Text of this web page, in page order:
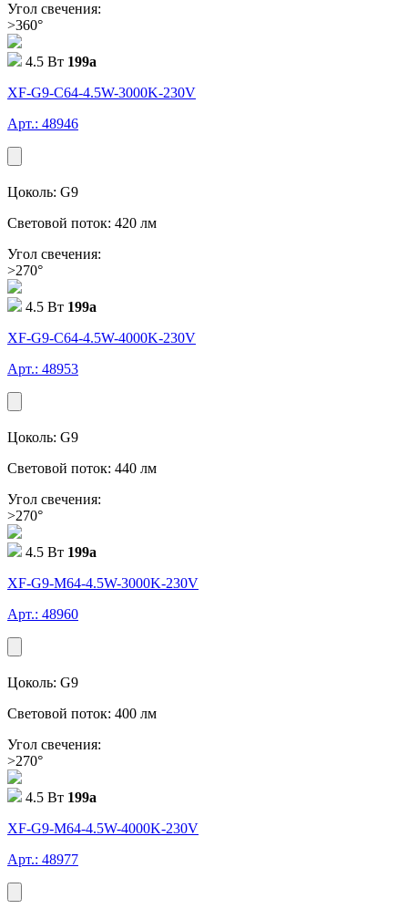
Угол свечения:
>360°
4.5 Вт 199a
XF-G9-C64-4.5W-3000K-230V
Арт.: 48946
Цоколь: G9
Световой поток: 420 лм
Угол свечения:
>270°
4.5 Вт 199a
XF-G9-C64-4.5W-4000K-230V
Арт.: 48953
Цоколь: G9
Световой поток: 440 лм
Угол свечения:
>270°
4.5 Вт 199a
XF-G9-M64-4.5W-3000K-230V
Арт.: 48960
Цоколь: G9
Световой поток: 400 лм
Угол свечения:
>270°
4.5 Вт 199a
XF-G9-M64-4.5W-4000K-230V
Арт.: 48977